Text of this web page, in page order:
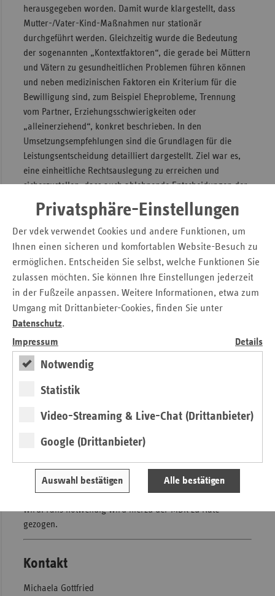
Privatsphäre-Einstellungen
Der vdek verwendet Cookies und andere Funktionen, um
Ihnen einen sicheren und komfortablen Website-Besuch zu
ermöglichen. Entscheiden Sie selbst, welche Funktionen Sie
zulassen möchten. Sie können Ihre Einstellungen jederzeit
in der Fußzeile anpassen. Weitere Informationen, etwa zum
Umgang mit Drittanbieter-Cookies, finden Sie unter
Datenschutz.
Impressum
Details
Notwendig
Statistik
Video-Streaming & Live-Chat (Drittanbieter)
Google (Drittanbieter)
Auswahl bestätigen Alle bestätigen
herausgegeben worden. Damit wurde klargestellt, dass
Mutter-/Vater-Kind-Maßnahmen nur stationär
durchgeführt werden. Gleichzeitig wurde die Bedeutung
der sogenannten „Kontextfaktoren“, die gerade bei Müttern
und Vätern zu gesundheitlichen Problemen führen können
und neben medizinischen Faktoren ein Kriterium für die
Bewilligung sind, zum Beispiel Eheprobleme, Trennung
vom Partner, Erziehungsschwierigkeiten oder
„alleinerziehend“, konkret beschrieben. In den
Umsetzungsempfehlungen sind die Grundlagen für die
Leistungsentscheidung detailliert dargestellt. Ziel war es,
eine einheitliche Rechtsauslegung zu erreichen und
sicherzustellen, dass auch ablehnende Entscheidungen der
Krankenkassen gegenüber den Versicherten
nachvollziehbar begründet werden.
All das habe zu mehr rechtlicher Klarheit und Transparenz
geführt, erläutert Elsner: „Wir gehen davon aus, dass
damit die medizinisch notwendigen Vorsorge- und
Rehamaßnahmen für Mütter/Väter und ihre Kinder schnell
und unbürokratisch bewilligt werden, um Krankheiten und
Krankheitsfolgen vorzubeugen.“
besondere physische und psychische Belastungssituation zu
bewältigen. Häufig treten bei den Müttern und Vätern
Syndrom oder depressive Stimmungen auf. Die
Störungen entgegen zu wirken, um langfristige Krankheiten
oder Krankheitsfolgen zu vermeiden. Um eine
Mutter-/Vater-Kind-Maßnahme in Anspruch zu nehmen,
muss zunächst der Arzt die medizinische Notwendigkeit
verordnen. Auf dieser Basis prüft die zuständige
Krankenkasse, ob die Maßnahme bewilligt oder abgelehnt
wird. Falls notwendig wird hierzu der MDK zu Rate
gezogen.
Kontakt
Michaela Gottfried